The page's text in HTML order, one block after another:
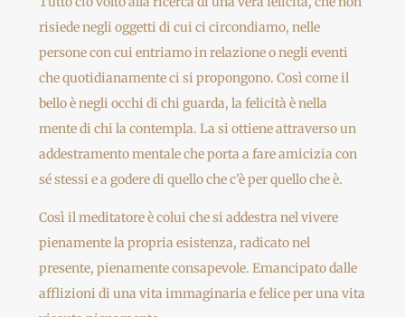
risiede negli oggetti di cui ci circondiamo, nelle
persone con cui entriamo in relazione o negli eventi
che quotidianamente ci si propongono. Così come il
bello è negli occhi di chi guarda, la felicità è nella
mente di chi la contempla. La si ottiene attraverso un
addestramento mentale che porta a fare amicizia con
sé stessi e a godere di quello che c’è per quello che è.
Così il meditatore è colui che si addestra nel vivere
pienamente la propria esistenza, radicato nel
presente, pienamente consapevole. Emancipato dalle
afflizioni di una vita immaginaria e felice per una vita